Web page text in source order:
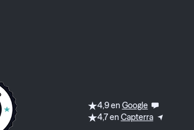
4,9 en Google
4,7 en Capterra